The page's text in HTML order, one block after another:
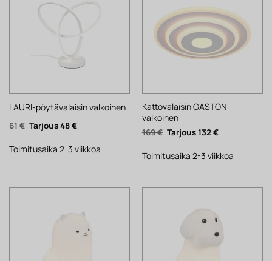
LAURI-pöytävalaisin valkoinen
61€ Alkuperäinen
hinta
61 €.
48€Nykyinen
48 €.
Toimitusaika 2-3 viikkoa
Kattovalaisin GASTON
valkoinen
169€ Alkuperäinen
hinta
169 €.
132€Nykyinen
132 €.
Toimitusaika 2-3 viikkoa